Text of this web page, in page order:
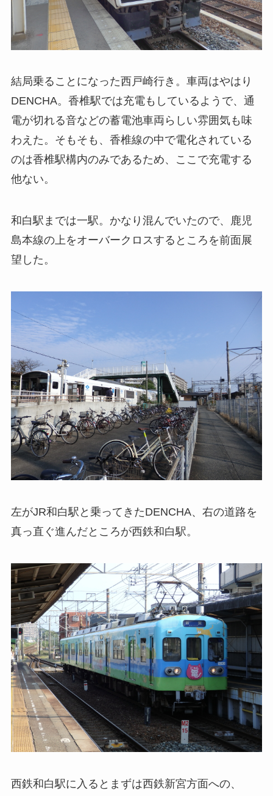
結局乗ることになった西戸崎行き。車両はやはり
DENCHA。香椎駅では充電もしているようで、通
電が切れる音などの蓄電池車両らしい雰囲気も味
わえた。そもそも、香椎線の中で電化されている
のは香椎駅構内のみであるため、ここで充電する
他ない。
和白駅までは一駅。かなり混んでいたので、鹿児
島本線の上をオーバークロスするところを前面展
望した。
左がJR和白駅と乗ってきたDENCHA、右の道路を
真っ直ぐ進んだところが西鉄和白駅。
西鉄和白駅に入るとまずは西鉄新宮方面への、